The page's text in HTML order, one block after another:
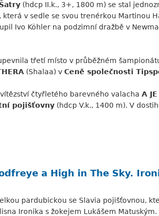
(hdcp II.k., 3+, 1800 m) se stal
která v sedle se svou trenérkou Martinou
Ivo Köhler na podzimní dražbě v
třetí místo v průběžném
(Shalaa) v Ceně společnosti
čtyřletého barevného valacha A
pojišťovny (hdcp V.k., 1400 m). V
a High in The Sky.
pardubickou se Slavia pojišťovnou,
Ironika s žokejem Lukášem